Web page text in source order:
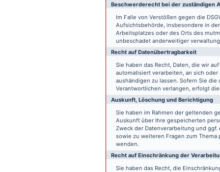
Beschwerde­recht bei der zuständigen
Im Falle von Verstößen gegen die
Aufsichtsbehörde, insbesondere in
Arbeitsplatzes oder des Orts des
unbeschadet anderweitiger
Recht auf Daten­übertrag­barkeit
Sie haben das Recht, Daten, die wir
automatisiert verarbeiten, an sich
aushändigen zu lassen. Sofern Sie
Verantwortlichen verlangen, erfolgt
Auskunft, Löschung und Berichtigung
Sie haben im Rahmen der geltenden
Auskunft über Ihre gespeicherten
Zweck der Datenverarbeitung und
sowie zu weiteren Fragen zum
wenden.
Recht auf Einschränkung der
Sie haben das Recht, die